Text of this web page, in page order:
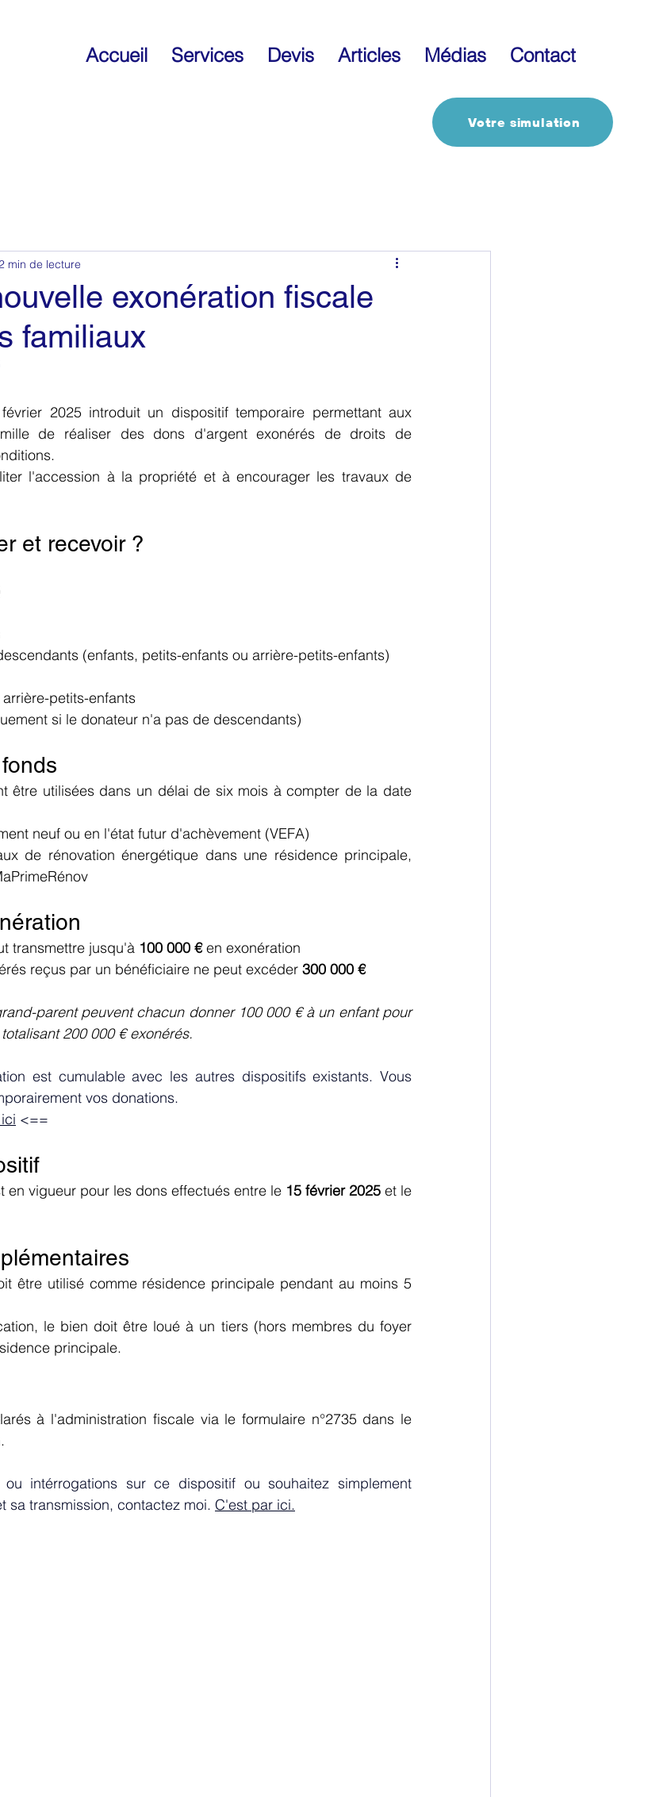
Accueil Services Devis Articles Médias Contact
Votre simulation
santé
exonération fiscale
familiaux
2 min de lecture
2025 introduit un dispositif temporaire permettant aux
de réaliser des dons d'argent exonérés de droits de
l'accession à la propriété et à encourager les travaux de
et recevoir ?
(enfants, petits-enfants ou arrière-petits-enfants)
petits-enfants
si le donateur n'a pas de descendants)
être utilisées dans un délai de six mois à compter de la date
neuf ou en l'état futur d'achèvement (VEFA)
de rénovation énergétique dans une résidence principale,
transmettre jusqu'à 100 000 € en exonération
reçus par un bénéficiaire ne peut excéder 300 000 €
parent peuvent chacun donner 100 000 € à un enfant pour
200 000 € exonérés.
est cumulable avec les autres dispositifs existants. Vous
vos donations.
<==
en vigueur pour les dons effectués entre le 15 février 2025
être utilisé comme résidence principale pendant au moins 5
le bien doit être loué à un tiers (hors membres du foyer
principale.
à l'administration fiscale via le formulaire n°2735 dans le
intérrogations sur ce dispositif ou souhaitez simplement
sa transmission, contactez moi. C'est par ici.